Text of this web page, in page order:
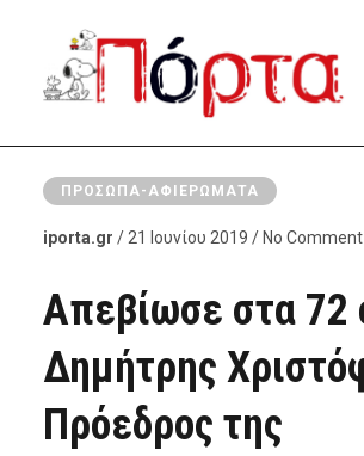
ΠΡΌΣΩΠΑ-ΑΦΙΕΡΏΜΑΤΑ
iporta.gr / 21 Ιουνίου 2019 / No Comment
Απεβίωσε στα 72
Δημήτρης
Πρόεδρος της